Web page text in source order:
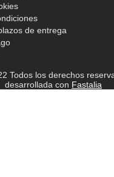
de entrega
Todos los derechos
desarrollada con Fastalia